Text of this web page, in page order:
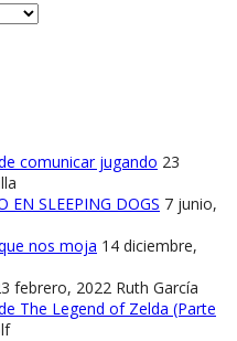
comunicar jugando 23
EN SLEEPING DOGS 7 junio,
nos moja 14 diciembre,
febrero, 2022 Ruth García
The Legend of Zelda (Parte